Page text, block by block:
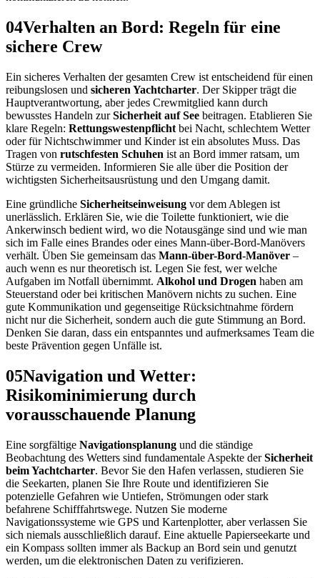
04Verhalten an Bord: Regeln für eine
sichere Crew
Ein sicheres Verhalten der gesamten Crew ist entscheidend für einen
reibungslosen und sicheren Yachtcharter. Der Skipper trägt die
Hauptverantwortung, aber jedes Crewmitglied kann durch
bewusstes Handeln zurSicherheit auf See beitragen. Etablieren Sie
klare Regeln: Rettungswestenpflicht bei Nacht, schlechtem Wetter
oder für Nichtschwimmer und Kinder ist ein absolutes Muss. Das
Tragen von rutschfesten Schuhen ist an Bord immer ratsam, um
Stürze zu vermeiden. Informieren Sie alle über die Position der
wichtigsten Sicherheitsausrüstung und den Umgang damit.
Eine gründliche Sicherheitseinweisung vor dem Ablegen ist
unerlässlich. Erklären Sie, wie die Toilette funktioniert, wie die
Ankerwinsch bedient wird, wo die Notausgänge sind und wie man
sich im Falle eines Brandes oder eines Mann-über-Bord-Manövers
verhält. Üben Sie gemeinsam das Mann-über-Bord-Manöver –
auch wenn es nur theoretisch ist. Legen Sie fest, wer welche
Aufgaben im Notfall übernimmt. Alkohol und Drogen haben am
Steuerstand oder bei kritischen Manövern nichts zu suchen. Eine
gute Kommunikation und gegenseitige Rücksichtnahme fördern
nicht nur die Sicherheit, sondern auch die gute Stimmung an Bord.
Denken Sie daran, dass ein entspanntes und aufmerksames Team die
beste Prävention gegen Unfälle ist.
05Navigation und Wetter:
Risikominimierung durch
vorausschauende Planung
Eine sorgfältige Navigationsplanung und die ständige
Beobachtung des Wetters sind fundamentale Aspekte derSicherheit
beim Yachtcharter. Bevor Sie den Hafen verlassen, studieren Sie
die Seekarten, planen Sie Ihre Route und identifizieren Sie
potenzielle Gefahren wie Untiefen, Strömungen oder stark
befahrene Schifffahrtswege. Nutzen Sie moderne
Navigationssysteme wie GPS und Kartenplotter, aber verlassen Sie
sich niemals ausschließlich darauf. Eine aktuelle Papierseekarte und
ein Kompass sollten immer als Backup an Bord sein und genutzt
werden, um die elektronischen Daten zu verifizieren.